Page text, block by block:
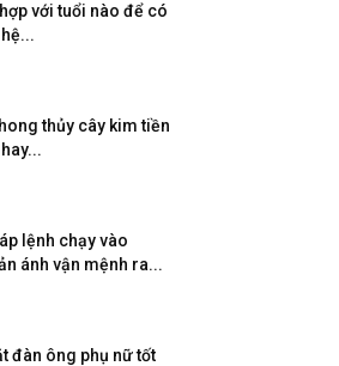
với tuổi nào để có
thủy cây kim tiền
lệnh chạy vào
ánh vận mệnh ra...
đàn ông phụ nữ tốt